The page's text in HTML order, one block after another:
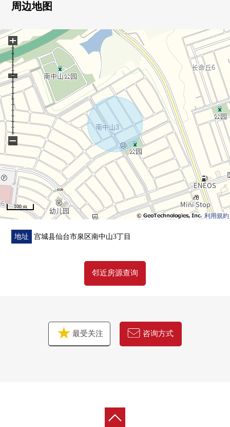
○仙台市立南中山小学 步行10分钟的约800m
○仙台市立南中山中学 步行11分钟的约870m
○南中山3丁目公园 步行2分钟的约160m
○杜的都信贷银行(泉中山分店) 步行6分钟的约420m
○MINISTOP仙台南中山商店 步行6分钟的约440m
○泉南中山邮局 步行7分钟的约540m
○长命的ka山冈内科诊所 步行8分钟的约600m
○仙台市泉区南中山儿童Center 步行9分钟的约720m
○Youk-Benimaru南中山商店 步行10分钟的约730m
○CAWACHI药品长命丘商店 步行11分钟的约830m
○松本清长寿ka山冈中央商店 步行12分钟的约920m
周边地图
利用規約
100 m
+
−
地址 宫城县仙台市泉区南中山3丁目
邻近房源查询
最受关注 咨询方式